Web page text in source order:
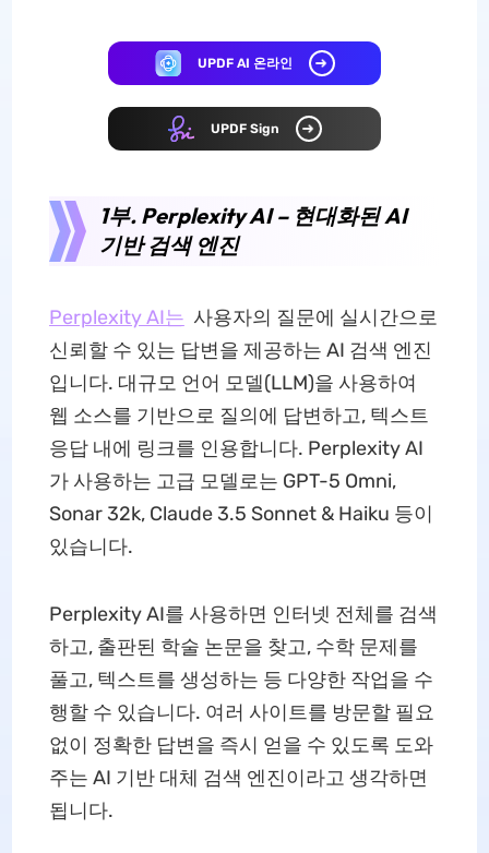
UPDF AI 온라인
UPDF Sign
1부. Perplexity AI – 현대화된 AI
기반 검색 엔진
Perplexity AI는 사용자의 질문에 실시간으로
신뢰할 수 있는 답변을 제공하는 AI 검색 엔진
입니다. 대규모 언어 모델(LLM)을 사용하여
웹 소스를 기반으로 질의에 답변하고, 텍스트
응답 내에 링크를 인용합니다. Perplexity AI
가 사용하는 고급 모델로는 GPT-5 Omni,
Sonar 32k, Claude 3.5 Sonnet & Haiku 등이
있습니다.
Perplexity AI를 사용하면 인터넷 전체를 검색
하고, 출판된 학술 논문을 찾고, 수학 문제를
풀고, 텍스트를 생성하는 등 다양한 작업을 수
행할 수 있습니다. 여러 사이트를 방문할 필요
없이 정확한 답변을 즉시 얻을 수 있도록 도와
주는 AI 기반 대체 검색 엔진이라고 생각하면
됩니다.